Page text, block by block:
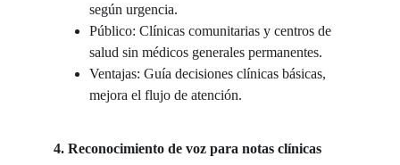
según urgencia.
Público: Clínicas comunitarias y centros de
salud sin médicos generales permanentes.
Ventajas: Guía decisiones clínicas básicas,
mejora el flujo de atención.
4. Reconocimiento de voz para notas clínicas